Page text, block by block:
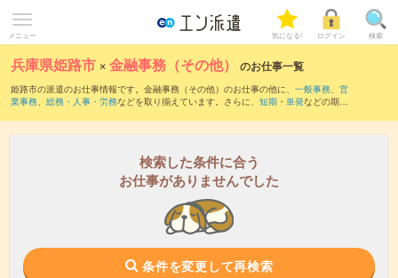
メニュー 気になる! ログイン 検索
兵庫県姫路市 ×金融事務（その他） のお仕事一覧
姫路市の派遣のお仕事情報です。金融事務（その他）のお仕事の他に、 一般事務、 営
業事務、 総務・人事・労務などを取り揃えています。さらに、 短期 ・ 単発などの期間
検索した条件に合う
お仕事がありませんでした
条件を変更して再検索